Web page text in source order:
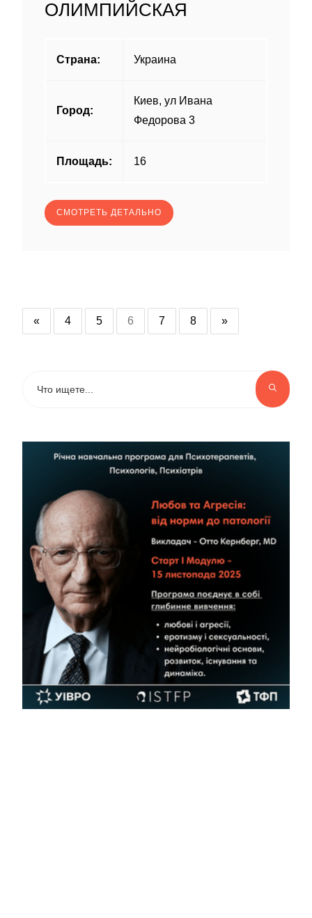
ОЛИМПИЙСКАЯ
Страна: Украина
Город:
Киев, ул Ивана
Федорова 3
Площадь: 16
СМОТРЕТЬ ДЕТАЛЬНО
« 4 5 6 7 8 »